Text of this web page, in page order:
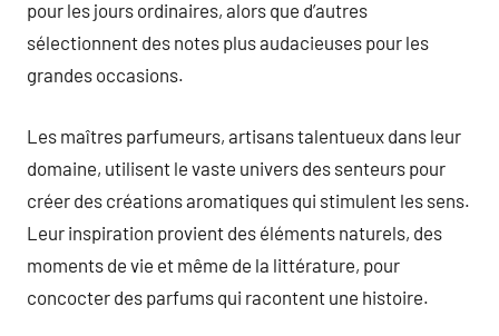
pour les jours ordinaires, alors que d’autres
sélectionnent des notes plus audacieuses pour les
grandes occasions.
Les maîtres parfumeurs, artisans talentueux dans leur
domaine, utilisent le vaste univers des senteurs pour
créer des créations aromatiques qui stimulent les sens.
Leur inspiration provient des éléments naturels, des
moments de vie et même de la littérature, pour
concocter des parfums qui racontent une histoire.